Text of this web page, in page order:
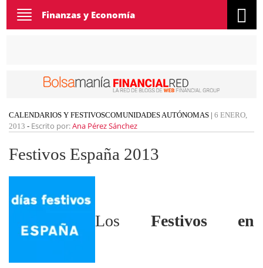
Toggle
navigation
Finanzas y Economía
CALENDARIOS Y FESTIVOSCOMUNIDADES AUTÓNOMAS | 6 ENERO,
2013 - Escrito por:Ana Pérez Sánchez
Festivos España 2013
Los Festivos en